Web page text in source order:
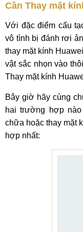
Cần Thay mặt
Với đặc điểm cấu
vô tình bị đánh rơi
thay mặt kính
vật sắc nhọn vào
Thay mặt kính
Bây giờ hãy cùng
hai trường hợp
chữa hoặc thay mặt
hợp nhất: